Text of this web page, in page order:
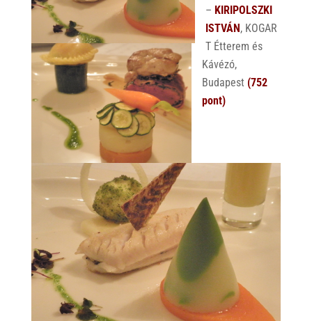
– KIRIPOLSZKI
ISTVÁN , KOGAR
T Étterem és
Kávézó,
Budapest (752
pont)